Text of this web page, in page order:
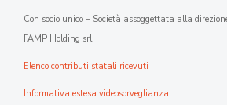
Con socio unico – Società assoggettata alla
FAMP Holding srl
Elenco contributi statali ricevuti
Informativa estesa videosorveglianza